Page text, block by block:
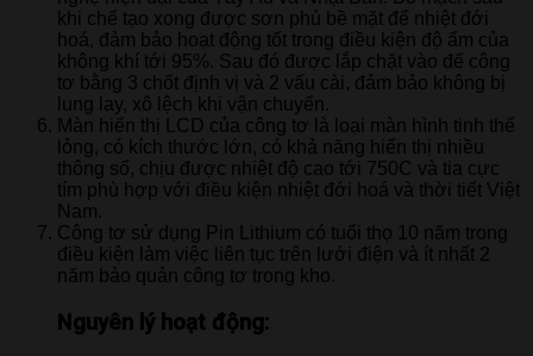
khi chế tạo xong được sơn phủ bề mặt để nhiệt đới
hoá, đảm bảo hoạt động tốt trong điều kiện độ ẩm của
không khí tới 95%. Sau đó được lắp chặt vào đế công
tơ bằng 3 chốt định vị và 2 vấu cài, đảm bảo không bị
lung lay, xô lệch khi vận chuyển.
Màn hiển thị LCD của công tơ là loại màn hình tinh thể
lỏng, có kích thước lớn, có khả năng hiển thị nhiều
thông số, chịu được nhiệt độ cao tới 750C và tia cực
tím phù hợp với điều kiện nhiệt đới hoá và thời tiết Việt
Nam.
Công tơ sử dụng Pin Lithium có tuổi thọ 10 năm trong
điều kiện làm việc liên tục trên lưới điện và ít nhất 2
năm bảo quản công tơ trong kho.
Nguyên lý hoạt động: